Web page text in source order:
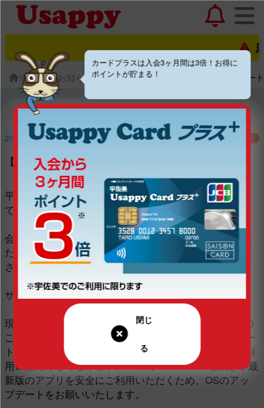
店
ホーム お知らせ一覧 【宇佐美アプリ】Android 7サポー
2024.1.29 お知らせ
【宇佐美アプリ】Android 7サポート終了のお知らせ
平素よりUsappy、宇佐美アプリをご利用いただきまし
て、誠にありがとうございます。
会員のみなさまに快適・安全にアプリをご利用いただく
ため、Androidのサポートバージョンを Android 8以上と
させていただきます。
サポート終了アップデート日：2024年2月29日（木）
現在Android7以下をご利用のお客様は引き続きアプリの
ご利用は可能ですが、今後アプリを最新版へアップデー
トすることができなくなり、新しく提供する機能をご利
用いただけなくなります。 アプリのスムーズな動きや最
新版のアプリを安全にご利用いただくため、OSのアッ
プデートをお願いいたします。
カードプラスは入会3ヶ月間は3倍！お得に
ポイントが貯まる！